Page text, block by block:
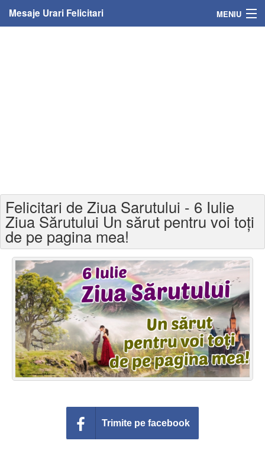
Mesaje Urari Felicitari MENIU
Felicitari varsta
Felicitari zilele anului
Felicitari zile saptamana
Felicitari muzicale
Felicitari muzicale personalizate
Felicitari animate
Invitatii personalizate
Felicitari de Ziua Sarutului - 6 Iulie
Ziua Sărutului Un sărut pentru voi toți
de pe pagina mea!
Trimite pe facebook